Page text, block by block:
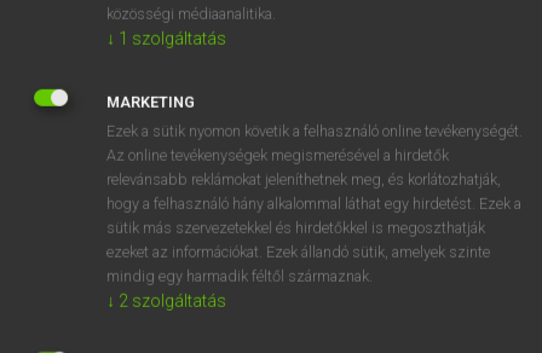
OOOOPS!
SZOTAR.NET APPLIKÁCIÓ
MICROSOFT OFFICE BŐVÍTMÉNY
BEÉPÜLŐ SZÓTÁRMODUL
ONLINE NYELVVIZSGA
közösségi médiaanalitika.
↓ 1 szolgáltatás
MARKETING
Ezek a sütik nyomon követik a felhasználó online tevékenységét.
Az online tevékenységek megismerésével a hirdetők
relevánsabb reklámokat jeleníthetnek meg, és korlátozhatják,
hogy a felhasználó hány alkalommal láthat egy hirdetést. Ezek a
sütik más szervezetekkel és hirdetőkkel is megoszthatják
ezeket az információkat. Ezek állandó sütik, amelyek szinte
mindig egy harmadik féltől származnak.
↓ 2 szolgáltatás